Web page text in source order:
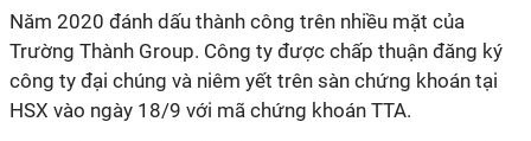
Năm 2020 đánh dấu thành công trên nhiều mặt của
Trường Thành Group. Công ty được chấp thuận đăng ký
công ty đại chúng và niêm yết trên sàn chứng khoán tại
HSX vào ngày 18/9 với mã chứng khoán TTA.